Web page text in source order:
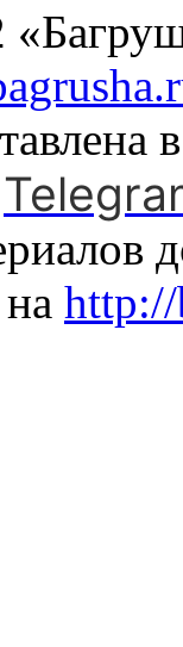
http://